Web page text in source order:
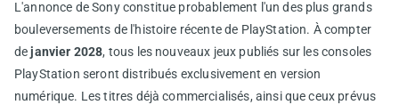
L'annonce de Sony constitue probablement l'un des plus grands
bouleversements de l'histoire récente de PlayStation. À compter
dejanvier 2028, tous les nouveaux jeux publiés sur les consoles
PlayStation seront distribués exclusivement en version
numérique. Les titres déjà commercialisés, ainsi que ceux prévus